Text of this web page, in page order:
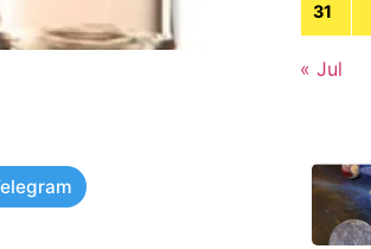
31
« Jul